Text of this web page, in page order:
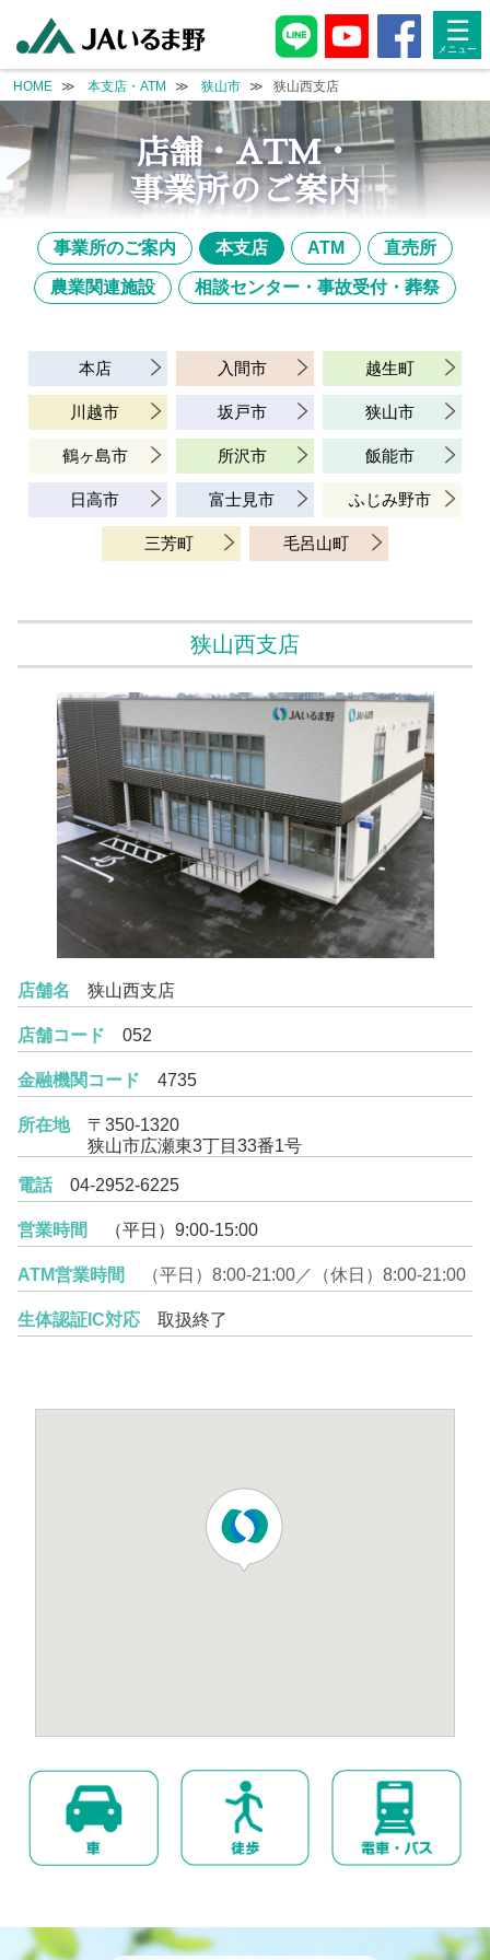
single-branch.php
☰
HOME 本支店・ATM 狭山市 狭山西支店
店舗・ATM・
事業所のご案内
事業所のご案内 本支店 ATM 直売所
農業関連施設 相談センター・事故受付・葬祭
本店 入間市 越生町
川越市 坂戸市 狭山市
鶴ヶ島市 所沢市 飯能市
日高市 富士見市 ふじみ野市
三芳町 毛呂山町
狭山西支店
店舗名 狭山西支店
店舗コード 052
金融機関コード 4735
所在地
〒350-1320
狭山市広瀬東3丁目33番1号
電話 04-2952-6225
営業時間 （平日）9:00-15:00
ATM営業時間 （平日）8:00-21:00／（休日）8:00-21:00
生体認証IC対応 取扱終了